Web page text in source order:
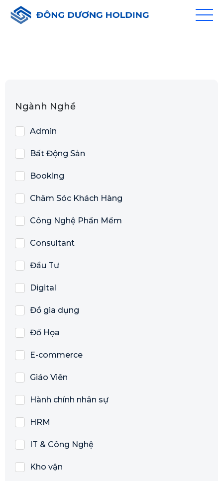
Ngành Nghề
Admin
Bất Động Sản
Booking
Chăm Sóc Khách Hàng
Công Nghệ Phần Mềm
Consultant
Đầu Tư
Digital
Đồ gia dụng
Đồ Họa
E-commerce
Giáo Viên
Hành chính nhân sự
HRM
IT & Công Nghệ
Kho vận